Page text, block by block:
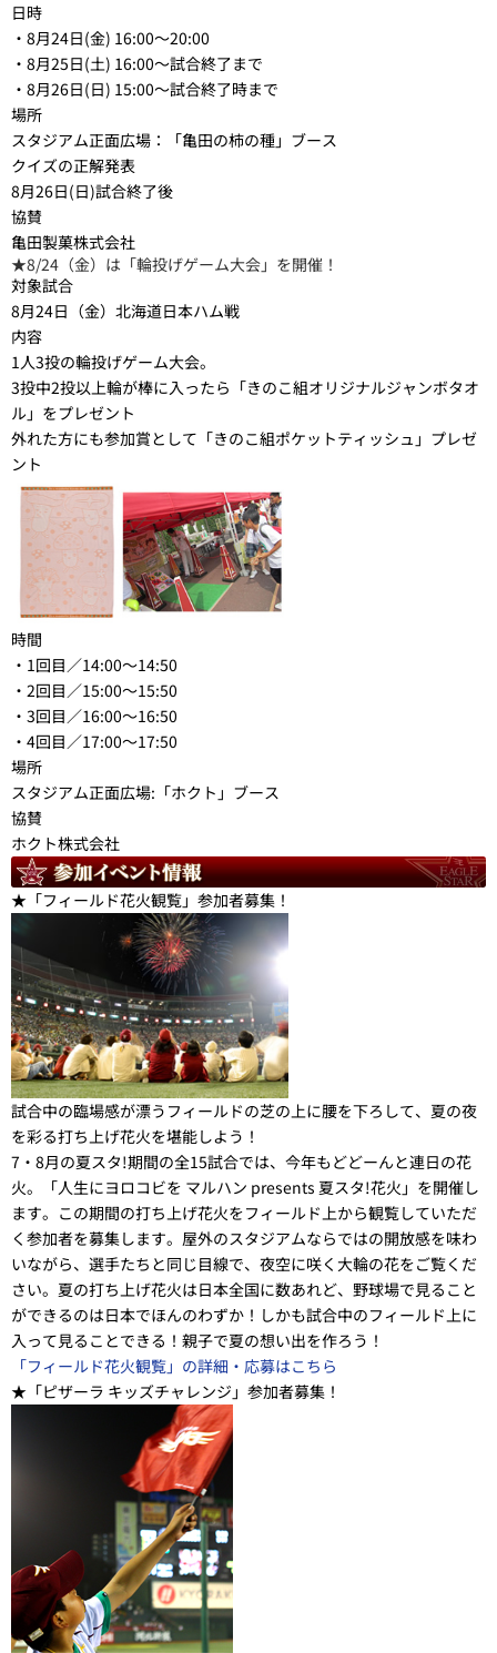
日時
・8月24日(金) 16:00～20:00
・8月25日(土) 16:00～試合終了まで
・8月26日(日) 15:00～試合終了時まで
場所
スタジアム正面広場：「亀田の柿の種」ブース
クイズの正解発表
8月26日(日)試合終了後
協賛
亀田製菓株式会社
★8/24（金）は「輪投げゲーム大会」を開催！
対象試合
8月24日（金）北海道日本ハム戦
内容
1人3投の輪投げゲーム大会。
3投中2投以上輪が棒に入ったら「きのこ組オリジナルジャンボタオ
ル」をプレゼント
外れた方にも参加賞として「きのこ組ポケットティッシュ」プレゼ
ント
時間
・1回目／14:00～14:50
・2回目／15:00～15:50
・3回目／16:00～16:50
・4回目／17:00～17:50
場所
スタジアム正面広場:「ホクト」ブース
協賛
ホクト株式会社
★「フィールド花火観覧」参加者募集！
試合中の臨場感が漂うフィールドの芝の上に腰を下ろして、夏の夜
を彩る打ち上げ花火を堪能しよう！
7・8月の夏スタ!期間の全15試合では、今年もどどーんと連日の花
火。「人生にヨロコビを マルハン presents 夏スタ!花火」を開催し
ます。この期間の打ち上げ花火をフィールド上から観覧していただ
く参加者を募集します。屋外のスタジアムならではの開放感を味わ
いながら、選手たちと同じ目線で、夜空に咲く大輪の花をご覧くだ
さい。夏の打ち上げ花火は日本全国に数あれど、野球場で見ること
ができるのは日本でほんのわずか！しかも試合中のフィールド上に
入って見ることできる！親子で夏の想い出を作ろう！
「フィールド花火観覧」の詳細・応募はこちら
★「ピザーラ キッズチャレンジ」参加者募集！